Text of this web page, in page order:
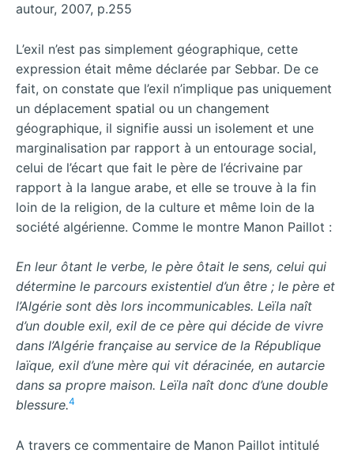
autour, 2007, p.255
L’exil n’est pas simplement géographique, cette
expression était même déclarée par Sebbar. De ce
fait, on constate que l’exil n’implique pas uniquement
un déplacement spatial ou un changement
géographique, il signifie aussi un isolement et une
marginalisation par rapport à un entourage social,
celui de l’écart que fait le père de l’écrivaine par
rapport à la langue arabe, et elle se trouve à la fin
loin de la religion, de la culture et même loin de la
société algérienne. Comme le montre Manon Paillot :
En leur ôtant le verbe, le père ôtait le sens, celui qui
détermine le parcours existentiel d’un être ; le père et
l’Algérie sont dès lors incommunicables. Leïla naît
d’un double exil, exil de ce père qui décide de vivre
dans l’Algérie française au service de la République
laïque, exil d’une mère qui vit déracinée, en autarcie
dans sa propre maison. Leïla naît donc d’une double
blessure.4
A travers ce commentaire de Manon Paillot intitulé